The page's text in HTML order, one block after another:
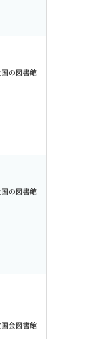
の図書館
の図書館
会図書館